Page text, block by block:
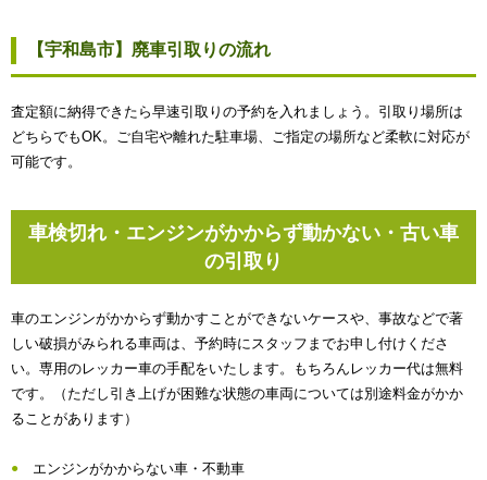
【宇和島市】廃車引取りの流れ
査定額に納得できたら早速引取りの予約を入れましょう。引取り場所は
どちらでもOK。ご自宅や離れた駐車場、ご指定の場所など柔軟に対応が
可能です。
車検切れ・エンジンがかからず動かない・古い車
の引取り
車のエンジンがかからず動かすことができないケースや、事故などで著
しい破損がみられる車両は、予約時にスタッフまでお申し付けくださ
い。専用のレッカー車の手配をいたします。もちろんレッカー代は無料
です。（ただし引き上げが困難な状態の車両については別途料金がかか
ることがあります）
エンジンがかからない車・不動車